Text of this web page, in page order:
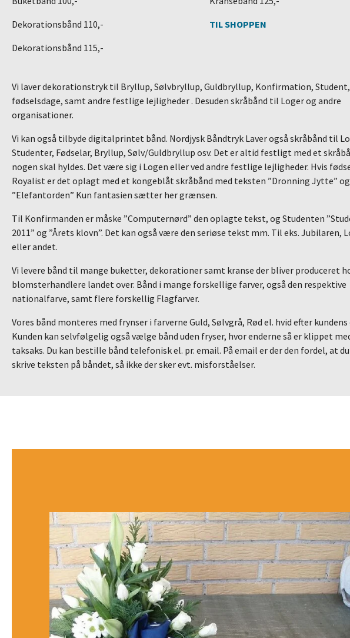
Dekorationsbånd 110,-
Dekorationsbånd 115,-
TIL SHOPPEN
Vi laver dekorationstryk til Bryllup, Sølvbryllup, Guldbryllup, Konfirmation, Student,
fødselsdage, samt andre festlige lejligheder . Desuden skråbånd til Loger og andre
organisationer.
Vi kan også tilbyde digitalprintet bånd. Nordjysk Båndtryk Laver også skråbånd til
Studenter, Fødselar, Bryllup, Sølv/Guldbryllup osv. Det er altid festligt med et
nogen skal hyldes. Det være sig i Logen eller ved andre festlige lejligheder. Hvis
Royalist er det oplagt med et kongeblåt skråbånd med teksten ”Dronning Jytte” og
”Elefantorden” Kun fantasien sætter her grænsen.
Til Konfirmanden er måske ”Computernørd” den oplagte tekst, og Studenten
2011” og ”Årets klovn”. Det kan også være den seriøse tekst mm. Til eks. Jubilaren,
eller andet.
Vi levere bånd til mange buketter, dekorationer samt kranse der bliver produceret
blomsterhandlere landet over. Bånd i mange forskellige farver, også den respektive
nationalfarve, samt flere forskellig Flagfarver.
Vores bånd monteres med frynser i farverne Guld, Sølvgrå, Rød el. hvid efter kundens
Kunden kan selvfølgelig også vælge bånd uden fryser, hvor enderne så er klippet
taksaks. Du kan bestille bånd telefonisk el. pr. email. På email er der den fordel, at
skrive teksten på båndet, så ikke der sker evt. misforståelser.